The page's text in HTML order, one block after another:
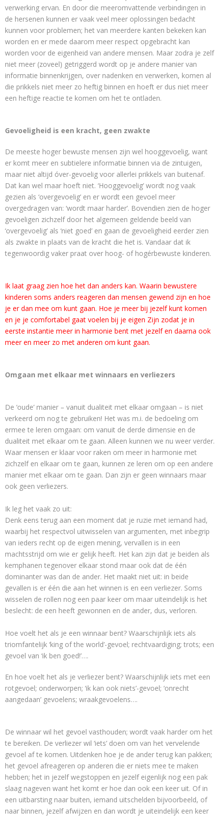
verwerking ervan. En door die meeromvattende verbindingen in
de hersenen kunnen er vaak veel meer oplossingen bedacht
kunnen voor problemen; het van meerdere kanten bekeken kan
worden en er mede daarom meer respect opgebracht kan
worden voor de eigenheid van andere mensen. Maar zodra je zelf
niet meer (zoveel) getriggerd wordt op je andere manier van
informatie binnenkrijgen, over nadenken en verwerken, komen al
die prikkels niet meer zo heftig binnen en hoeft er dus niet meer
een heftige reactie te komen om het te ontladen.
Gevoeligheid is een kracht, geen zwakte
De meeste hoger bewuste mensen zijn wel hooggevoelig, want
er komt meer en subtielere informatie binnen via de zintuigen,
maar niet altijd óver-gevoelig voor allerlei prikkels van buitenaf.
Dat kan wel maar hoeft niet. ‘Hooggevoelig’ wordt nog vaak
gezien als ‘overgevoelig’ en er wordt een gevoel meer
overgedragen van: ‘wordt maar harder’. Bovendien zien de hoger
gevoeligen zichzelf door het algemeen geldende beeld van
‘overgevoelig’ als ‘niet goed’ en gaan de gevoeligheid eerder zien
als zwakte in plaats van de kracht die het is. Vandaar dat ik
tegenwoordig vaker praat over hoog- of hogérbewuste kinderen.
Ik laat graag zien hoe het dan anders kan. Waarin bewustere
kinderen soms anders reageren dan mensen gewend zijn en hoe
je er dan mee om kunt gaan. Hoe je meer bij jezelf kunt komen
en je je comfortabel gaat voelen bij je eigen Zijn zodat je in
eerste instantie meer in harmonie bent met jezelf en daarna ook
meer en meer zo met anderen om kunt gaan.
Omgaan met elkaar met winnaars en verliezers
De ‘oude’ manier – vanuit dualiteit met elkaar omgaan – is niet
verkeerd om nog te gebruiken! Het was m.i. de bedoeling om
ermee te leren omgaan: om vanuit de derde dimensie en de
dualiteit met elkaar om te gaan. Alleen kunnen we nu weer verder.
Waar mensen er klaar voor raken om meer in harmonie met
zichzelf en elkaar om te gaan, kunnen ze leren om op een andere
manier met elkaar om te gaan. Dan zijn er geen winnaars maar
ook geen verliezers.
Ik leg het vaak zo uit:
Denk eens terug aan een moment dat je ruzie met iemand had,
waarbij het respectvol uitwisselen van argumenten, met inbegrip
van ieders recht op de eigen mening, vervallen is in een
machtsstrijd om wie er gelijk heeft. Het kan zijn dat je beiden als
kemphanen tegenover elkaar stond maar ook dat de één
dominanter was dan de ander. Het maakt niet uit: in beide
gevallen is er één die aan het winnen is en een verliezer. Soms
wisselen de rollen nog een paar keer om maar uiteindelijk is het
beslecht: de een heeft gewonnen en de ander, dus, verloren.
Hoe voelt het als je een winnaar bent? Waarschijnlijk iets als
triomfantelijk ‘king of the world’-gevoel; rechtvaardiging; trots; een
gevoel van ‘ik ben goed!’….
En hoe voelt het als je verliezer bent? Waarschijnlijk iets met een
rotgevoel; onderworpen; ‘ik kan ook niets’-gevoel; ‘onrecht
aangedaan’ gevoelens; wraakgevoelens….
De winnaar wil het gevoel vasthouden; wordt vaak harder om het
te bereiken. De verliezer wil ‘iets’ doen om van het vervelende
gevoel af te komen. Uitdenken hoe je de ander terug kan pakken;
het gevoel afreageren op anderen die er niets mee te maken
hebben; het in jezelf wegstoppen en jezelf eigenlijk nog een pak
slaag nageven want het komt er hoe dan ook een keer uit. Of in
een uitbarsting naar buiten, iemand uitschelden bijvoorbeeld, of
naar binnen, jezelf afwijzen en dan wordt je uiteindelijk een keer